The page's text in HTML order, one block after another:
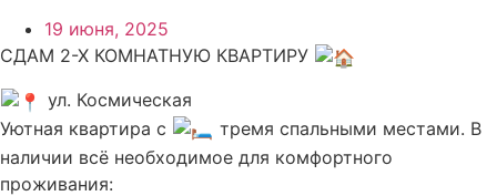
19 июня, 2025
СДАМ 2-Х КОМНАТНУЮ КВАРТИРУ
ул. Космическая
Уютная квартира с
тремя спальными местами. В
наличии всё необходимое для комфортного
проживания: